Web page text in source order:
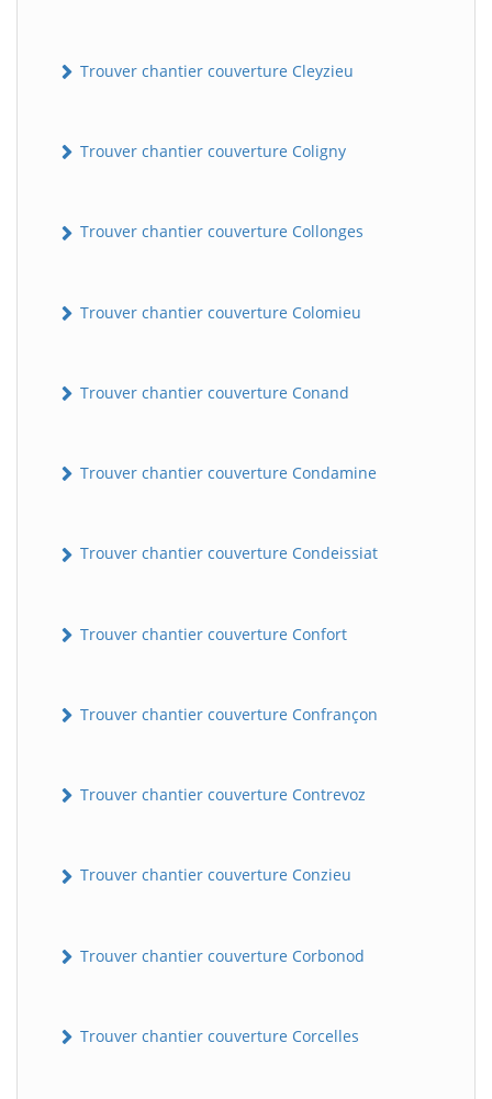
Trouver chantier couverture Cleyzieu
Trouver chantier couverture Coligny
Trouver chantier couverture Collonges
Trouver chantier couverture Colomieu
Trouver chantier couverture Conand
Trouver chantier couverture Condamine
Trouver chantier couverture Condeissiat
Trouver chantier couverture Confort
Trouver chantier couverture Confrançon
Trouver chantier couverture Contrevoz
Trouver chantier couverture Conzieu
Trouver chantier couverture Corbonod
Trouver chantier couverture Corcelles
B BatiWebPro